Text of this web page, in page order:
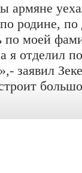
армяне
родине,
по моей
я отделил
заявил